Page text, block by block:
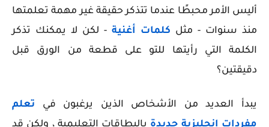
أليس الأمر محبطًا عندما تتذكر حقيقة غير مهمة تعلمتها
منذ سنوات - مثل كلمات أغنية - لكن لا يمكنك تذكر
الكلمة التي رأيتها للتو على قطعة من الورق قبل
دقيقتين؟
يبدأ العديد من الأشخاص الذين يرغبون في تعلم
مفردات إنجليزية جديدة بالبطاقات التعليمية ، ولكن قد